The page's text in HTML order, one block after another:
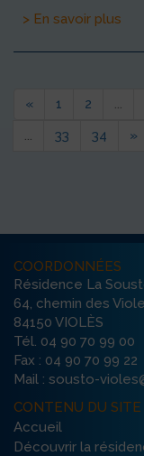
> En savoir plus
« 1 2 ...
...
33 34 »
COORDONNÉES
Résidence La
64, chemin des
84150 VIOLÈS
Tél. 04 90 70 99 00
Fax : 04 90 70 99 22
Mail : sousto-
CONTENU DU SITE
Accueil
Découvrir la